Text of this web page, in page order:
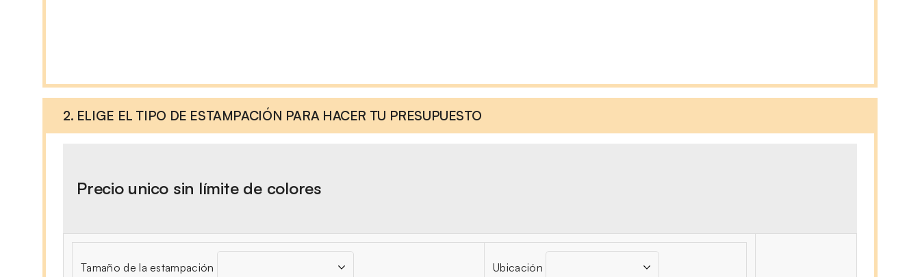
2. ELIGE EL TIPO DE ESTAMPACIÓN PARA HACER TU PRESUPUESTO
Precio unico sin límite de colores
Tamaño de la estampación Ubicación